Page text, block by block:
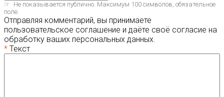
Не показывается публично. Максимум 100 символов, обязательное
поле.
Отправляя комментарий, вы принимаете
пользовательское соглашение и даёте своё согласие на
обработку ваших персональных данных.
Текст